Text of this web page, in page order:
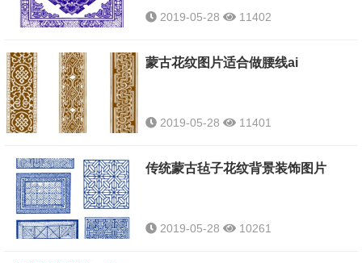
2019-05-28 11402
蒙古花纹图片适合做腰线ai
2019-05-28 11401
传统蒙古毡子花纹背景装饰图片
2019-05-28 10261